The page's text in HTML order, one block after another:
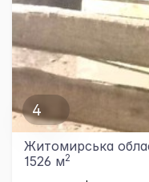
4
Житомирська
1526 м2